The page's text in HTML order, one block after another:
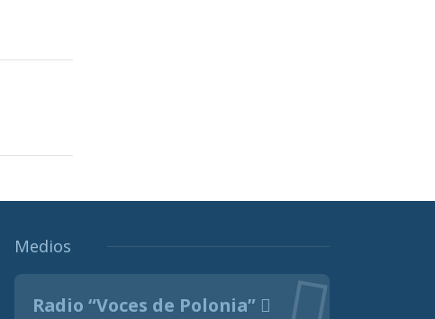
Medios
Radio “Voces de Polonia”